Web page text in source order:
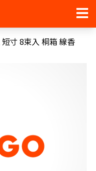
寸 8束入 桐箱 線香